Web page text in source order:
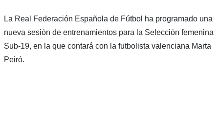
La Real Federación Española de Fútbol ha programado una
nueva sesión de entrenamientos para la Selección femenina
Sub-19, en la que contará con la futbolista valenciana Marta
Peiró.